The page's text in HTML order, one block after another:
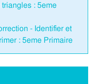
: 5eme
- Identifier et
: 5eme Primaire